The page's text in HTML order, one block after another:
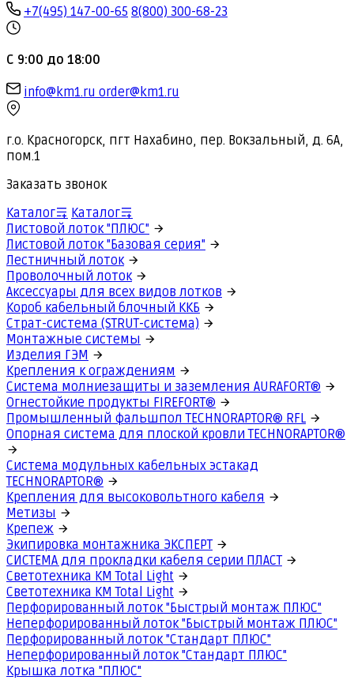
+7(495) 147-00-65 8(800) 300-68-23
С 9:00 до 18:00
info@km1.ru order@km1.ru
г.о. Красногорск, пгт Нахабино, пер. Вокзальный, д. 6А,
пом.1
Заказать звонок
Каталог
Каталог
Листовой лоток "ПЛЮС"
Листовой лоток "Базовая серия"
Лестничный лоток
Проволочный лоток
Аксессуары для всех видов лотков
Короб кабельный блочный ККБ
Страт-система (STRUT-система)
Монтажные системы
Изделия ГЭМ
Крепления к ограждениям
Система молниезащиты и заземления AURAFORT®
Огнестойкие продукты FIREFORT®
Промышленный фальшпол TECHNORAPTOR® RFL
Опорная система для плоской кровли TECHNORAPTOR®
Система модульных кабельных эстакад
TECHNORAPTOR®
Крепления для высоковольтного кабеля
Метизы
Крепеж
Экипировка монтажника ЭКСПЕРТ
СИСТЕМА для прокладки кабеля серии ПЛАСТ
Светотехника КМ Total Light
Светотехника КМ Total Light
Перфорированный лоток "Быстрый монтаж ПЛЮС"
Неперфорированный лоток "Быстрый монтаж ПЛЮС"
Перфорированный лоток "Стандарт ПЛЮС"
Неперфорированный лоток "Стандарт ПЛЮС"
Крышка лотка "ПЛЮС"